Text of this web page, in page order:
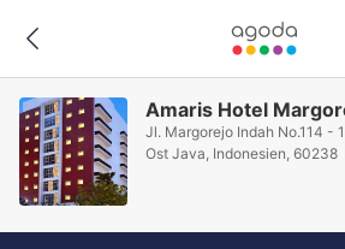
Amaris Hotel
Jl. Margorejo Indah No.114 -
Ost Java, Indonesien, 60238